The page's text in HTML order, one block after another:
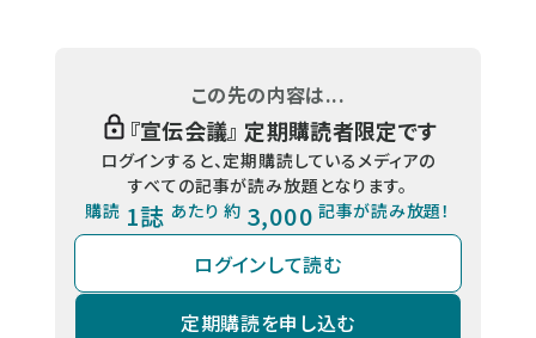
この先の内容は...
『宣伝会議』 定期購読者限定です
ログインすると、定期購読しているメディアの
すべての記事が読み放題となります。
購読 1誌 あたり 約 3,000 記事が読み放題！
ログインして読む
定期購読を申し込む